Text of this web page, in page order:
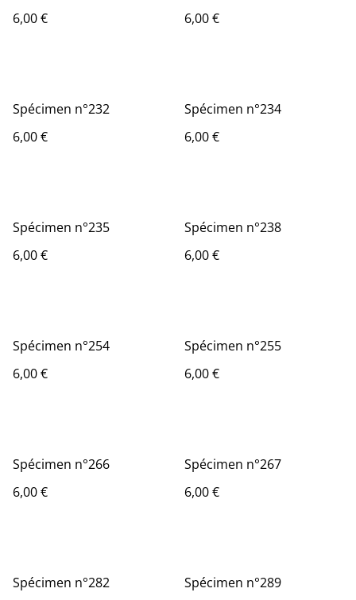
6,00 €
6,00 €
Spécimen n°232
6,00 €
Spécimen n°234
6,00 €
Spécimen n°235
6,00 €
Spécimen n°238
6,00 €
Spécimen n°254
6,00 €
Spécimen n°255
6,00 €
Spécimen n°266
6,00 €
Spécimen n°267
6,00 €
Spécimen n°282 Spécimen n°289